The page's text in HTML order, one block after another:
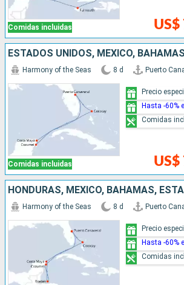
Comidas incluidas US$
ESTADOS UNIDOS, MÉXICO, BAHAMAS
Comidas incluidas
Harmony of the Seas 8 d Puerto
US$
Precio
Hasta -60%
Comidas
Harmony of the Seas 8 d Puerto
Precio
Hasta -60%
Comidas